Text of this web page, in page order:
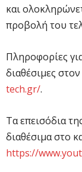
και
προβολή του
Πληροφορίες
διαθέσιμες
tech.gr/.
Τα επεισόδια
διαθέσιμα στο
https://